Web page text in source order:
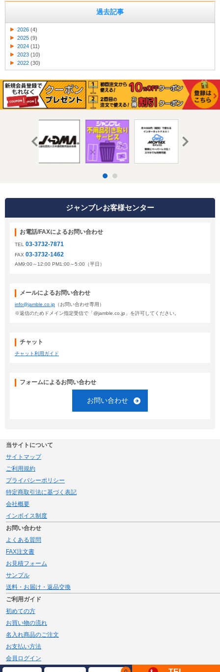
過去記事
2026 (4)
2025 (9)
2024 (11)
2023 (10)
2022 (30)
ジャンブレお客様センター
お電話/FAXによるお問い合わせ
TEL 03-3732-7871
FAX 03-3732-1462
AM9:00～12:00 PM1:00～5:00（平日）
メールによるお問い合わせ
info@jamble.co.jp （お問い合わせ専用）
※返信のためドメイン指定受信で「@jamble.co.jp」を許可してください。
チャット
チャット利用ガイド
フォームによるお問い合わせ
お問い合わせ
当サイトについて
サイトマップ
ご利用規約
プライバシーポリシー
特定商取引法に基づく表記
会社概要
インボイス制度
お問い合わせ
よくある質問
FAX注文書
お見積フォーム
サンプル
送料・お届け・返品交換
ご利用ガイド
初めての方
お買い物の流れ
名入れ商品のご注文
お支払い方法
会員ログイン
メルマガ登録